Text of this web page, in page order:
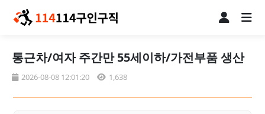
통근차/여자 주간만 55세이하/가전부품 생산
2026-08-08 12:01:20 1,638